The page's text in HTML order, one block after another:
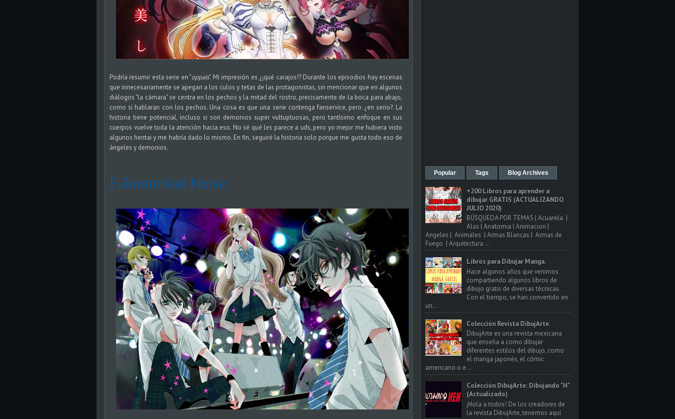
Podría resumir esta serie en "oppais". Mi impresión es ¿¡qué carajos!? Durante los episodios hay escenas
que innecesariamente se apegan a los culos y tetas de las protagonistas, sin mencionar que en algunos
diálogos "la cámara" se centra en los pechos y la mitad del rostro, precisamente de la boca para abajo,
como si hablaran con los pechos. Una cosa es que una serie contenga fanservice, pero ¿en serio?. La
historia tiene potencial, incluso si son demonios super vultuptuosas, pero tantísimo enfoque en sus
cuerpos vuelve toda la atención hacia eso. No sé qué les parece a uds, pero yo mejor me hubiera visto
algunos hentai y me habría dado lo mismo. En fin, seguiré la historia solo porque me gusta todo eso de
ángeles y demonios.
Fukumenkei Noise
Popular Tags Blog Archives
+200 Libros para aprender a
dibujar GRATIS (ACTUALIZANDO
JULIO 2020)
BÚSQUEDA POR TEMAS | Acuarela |
Alas | Anatomia | Animacion |
Angeles | Animales | Armas Blancas | Armas de
Fuego | Arquitectura ...
Libros para Dibujar Manga.
Hace algunos años que venimos
compartiendo algunos libros de
dibujo gratis de diversas técnicas.
Con el tiempo, se han convertido en
un...
Colección Revista DibujArte.
DibujArte es una revista mexicana
que enseña a como dibujar
diferentes estilos del dibujo, como
el manga japonés, el cómic
americano o e...
Colección DibujArte: Dibujando "H"
(Actualizado)
¡Hola a todos! De los creadores de
la revista DibujArte, tenemos aquí